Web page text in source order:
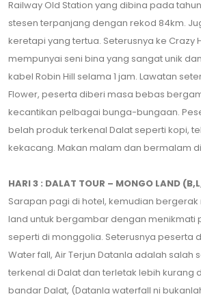
Railway Old Station yang dibina pada
stesen terpanjang dengan rekod 84km.
keretapi yang tertua. Seterusnya ke Crazy
mempunyai seni bina yang sangat unik
kabel Robin Hill selama 1 jam. Lawatan
Flower, peserta diberi masa bebas
kecantikan pelbagai bunga-bungaan.
belah produk terkenal Dalat seperti kopi,
kekacang. Makan malam dan bermalam
HARI 3 : DALAT TOUR – MONGO LAND
Sarapan pagi di hotel, kemudian bergerak
land untuk bergambar dengan menikmati
seperti di monggolia. Seterusnya peserta
Water fall, Air Terjun Datanla adalah salah
terkenal di Dalat dan terletak lebih kurang
bandar Dalat, (Datanla waterfall ni